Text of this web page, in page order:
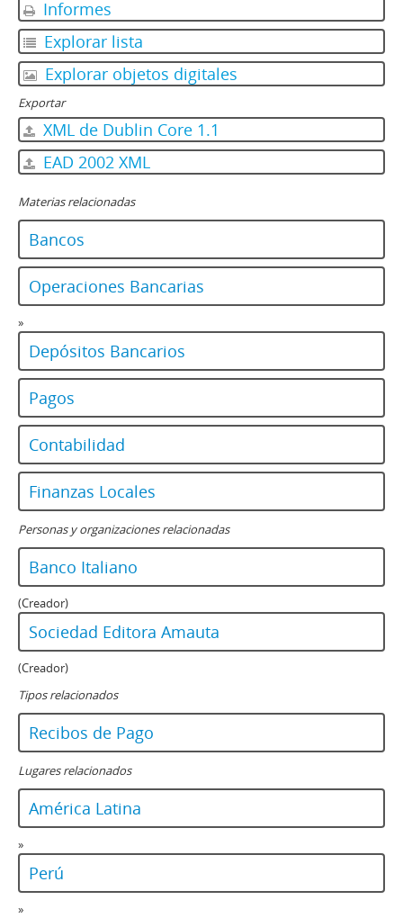
Informes
Explorar lista
Explorar objetos digitales
Exportar
XML de Dublin Core 1.1
EAD 2002 XML
Materias relacionadas
Bancos
Operaciones Bancarias
»
Depósitos Bancarios
Pagos
Contabilidad
Finanzas Locales
Personas y organizaciones relacionadas
Banco Italiano
(Creador)
Sociedad Editora Amauta
(Creador)
Tipos relacionados
Recibos de Pago
Lugares relacionados
América Latina
»
Perú
»